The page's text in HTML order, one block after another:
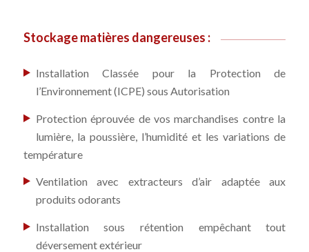
Stockage matières dangereuses :
Installation Classée pour la Protection de
l’Environnement (ICPE) sous Autorisation
Protection éprouvée de vos marchandises contre la
lumière, la poussière, l’humidité et les variations de
température
Ventilation avec extracteurs d’air adaptée aux
produits odorants
Installation sous rétention empêchant tout
déversement extérieur